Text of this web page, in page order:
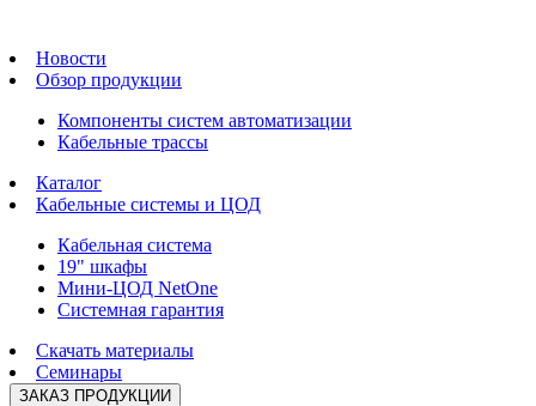
Новости
Обзор продукции
Компоненты систем автоматизации
Кабельные трассы
Каталог
Кабельные системы и ЦОД
Кабельная система
19" шкафы
Мини-ЦОД NetOne
Системная гарантия
Скачать материалы
Cеминары
ЗАКАЗ ПРОДУКЦИИ